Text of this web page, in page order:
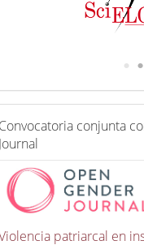
C
o
Convocatoria conjunta
Journal
patriarcal en